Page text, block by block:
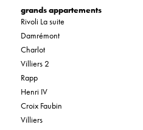
grands appartements
Rivoli La suite
Damrémont
Charlot
Villiers 2
Rapp
Henri IV
Croix Faubin
Villiers